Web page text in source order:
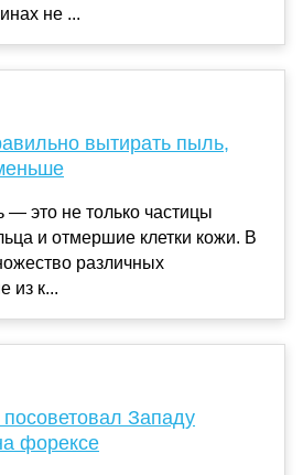
не ...
вытирать пыль,
— это не только частицы
и отмершие клетки кожи. В
различных
из к...
Западу
форексе